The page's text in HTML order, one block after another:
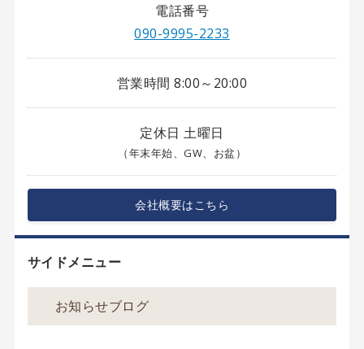
電話番号
090-9995-2233
営業時間 8:00～20:00
定休日 土曜日
（年末年始、GW、お盆）
会社概要はこちら
サイドメニュー
お知らせブログ